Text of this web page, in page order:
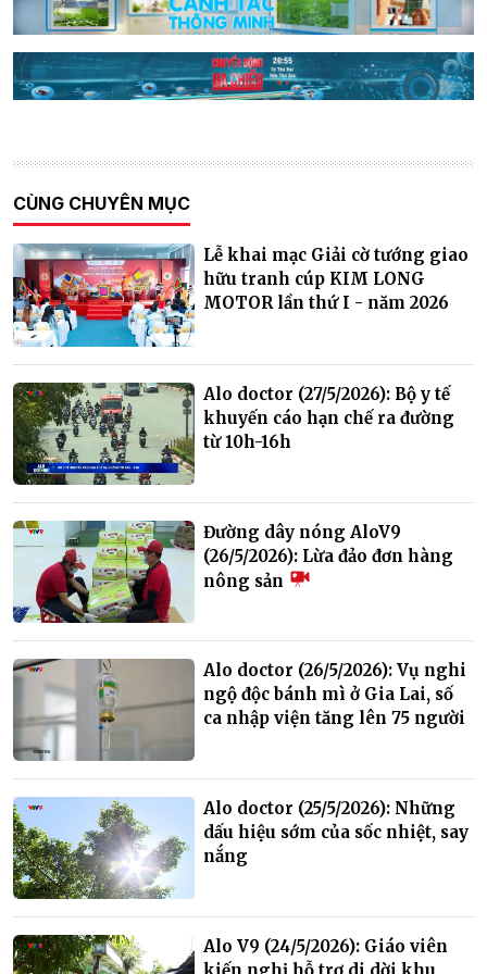
CÙNG CHUYÊN MỤC
Lễ khai mạc Giải cờ tướng giao
hữu tranh cúp KIM LONG
MOTOR lần thứ I - năm 2026
Alo doctor (27/5/2026): Bộ y tế
khuyến cáo hạn chế ra đường
từ 10h-16h
Đường dây nóng AloV9
(26/5/2026): Lừa đảo đơn hàng
nông sản
Alo doctor (26/5/2026): Vụ nghi
ngộ độc bánh mì ở Gia Lai, số
ca nhập viện tăng lên 75 người
Alo doctor (25/5/2026): Những
dấu hiệu sớm của sốc nhiệt, say
nắng
Alo V9 (24/5/2026): Giáo viên